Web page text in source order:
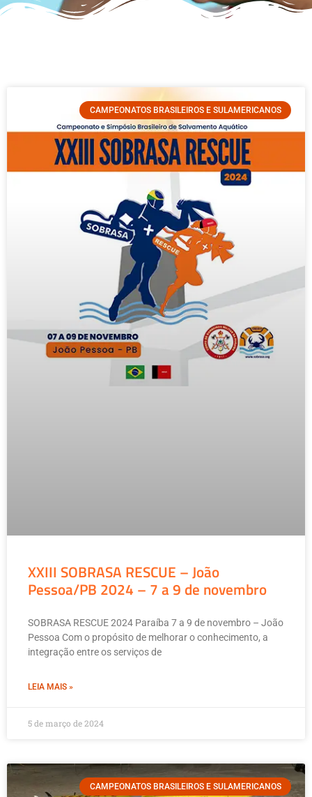
CAMPEONATOS BRASILEIROS E SULAMERICANOS
XXIII SOBRASA RESCUE – João
Pessoa/PB 2024 – 7 a 9 de novembro
SOBRASA RESCUE 2024 Paraíba 7 a 9 de novembro – João
Pessoa Com o propósito de melhorar o conhecimento, a
integração entre os serviços de
LEIA MAIS »
5 de março de 2024
CAMPEONATOS BRASILEIROS E SULAMERICANOS